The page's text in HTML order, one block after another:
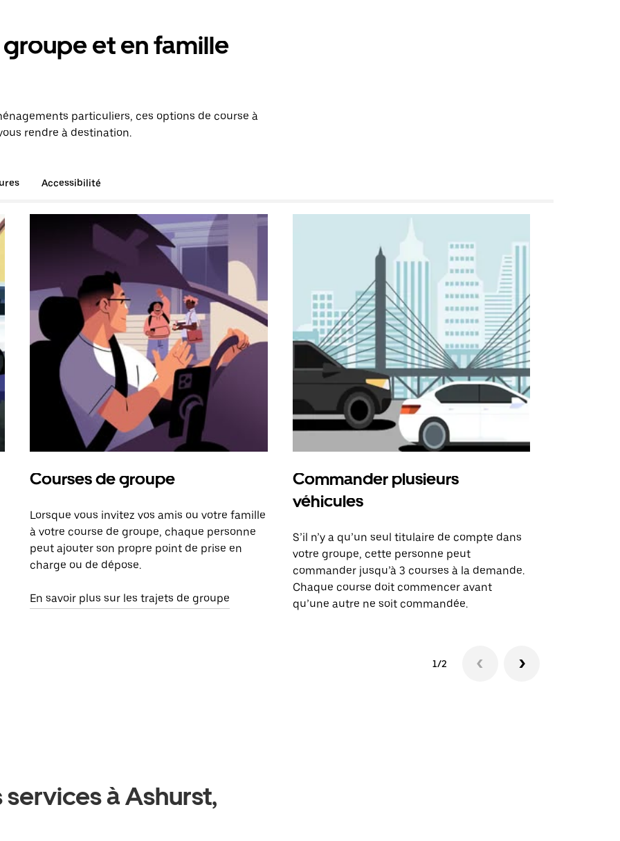
et en famille
particuliers, ces options de course à
rendre à destination.
Accessibilité
Courses de groupe
Lorsque vous invitez vos amis ou votre famille
à votre course de groupe, chaque personne
peut ajouter son propre point de prise en
charge ou de dépose.
En savoir plus sur les trajets de groupe
Commander plusieurs
véhicules
S’il n’y a qu’un seul titulaire de compte dans
votre groupe, cette personne peut
commander jusqu’à 3 courses à la demande.
Chaque course doit commencer avant
qu’une autre ne soit commandée.
1/2
à Ashurst,